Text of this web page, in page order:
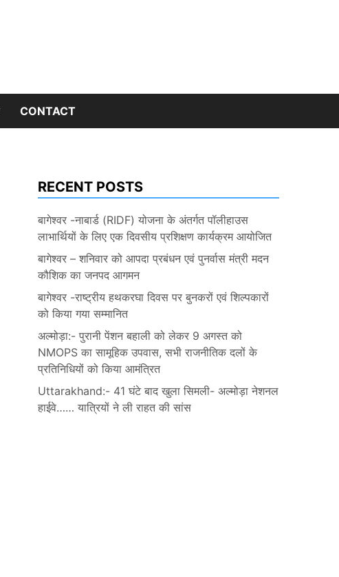
CONTACT
RECENT POSTS
बागेश्वर -नाबार्ड (RIDF) योजना के अंतर्गत पॉलीहाउस
लाभार्थियों के लिए एक दिवसीय प्रशिक्षण कार्यक्रम आयोजित
बागेश्वर – शनिवार को आपदा प्रबंधन एवं पुनर्वास मंत्री मदन
कौशिक का जनपद आगमन
बागेश्वर -राष्ट्रीय हथकरघा दिवस पर बुनकरों एवं शिल्पकारों
को किया गया सम्मानित
अल्मोड़ा:- पुरानी पेंशन बहाली को लेकर 9 अगस्त को
NMOPS का सामूहिक उपवास, सभी राजनीतिक दलों के
प्रतिनिधियों को किया आमंत्रित
Uttarakhand:- 41 घंटे बाद खुला सिमली- अल्मोड़ा नेशनल
हाईवे…… यात्रियों ने ली राहत की सांस